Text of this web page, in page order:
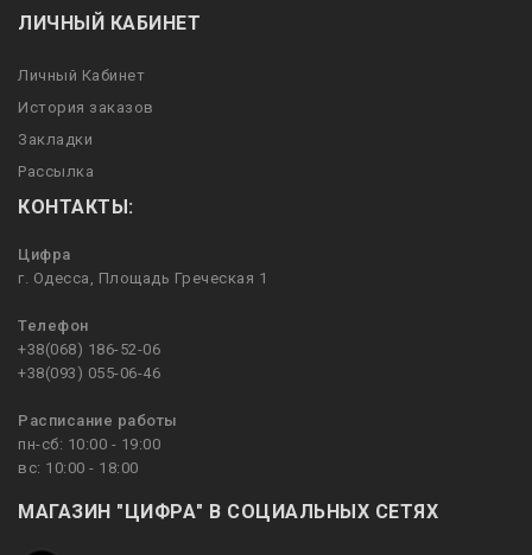
ЛИЧНЫЙ КАБИНЕТ
Личный Кабинет
История заказов
Закладки
Рассылка
КОНТАКТЫ:
Цифра
г. Одесса, Площадь Греческая 1
Телефон
+38(068) 186-52-06
+38(093) 055-06-46
Расписание работы
пн-сб: 10:00 - 19:00
вс: 10:00 - 18:00
МАГАЗИН "ЦИФРА" В СОЦИАЛЬНЫХ СЕТЯХ